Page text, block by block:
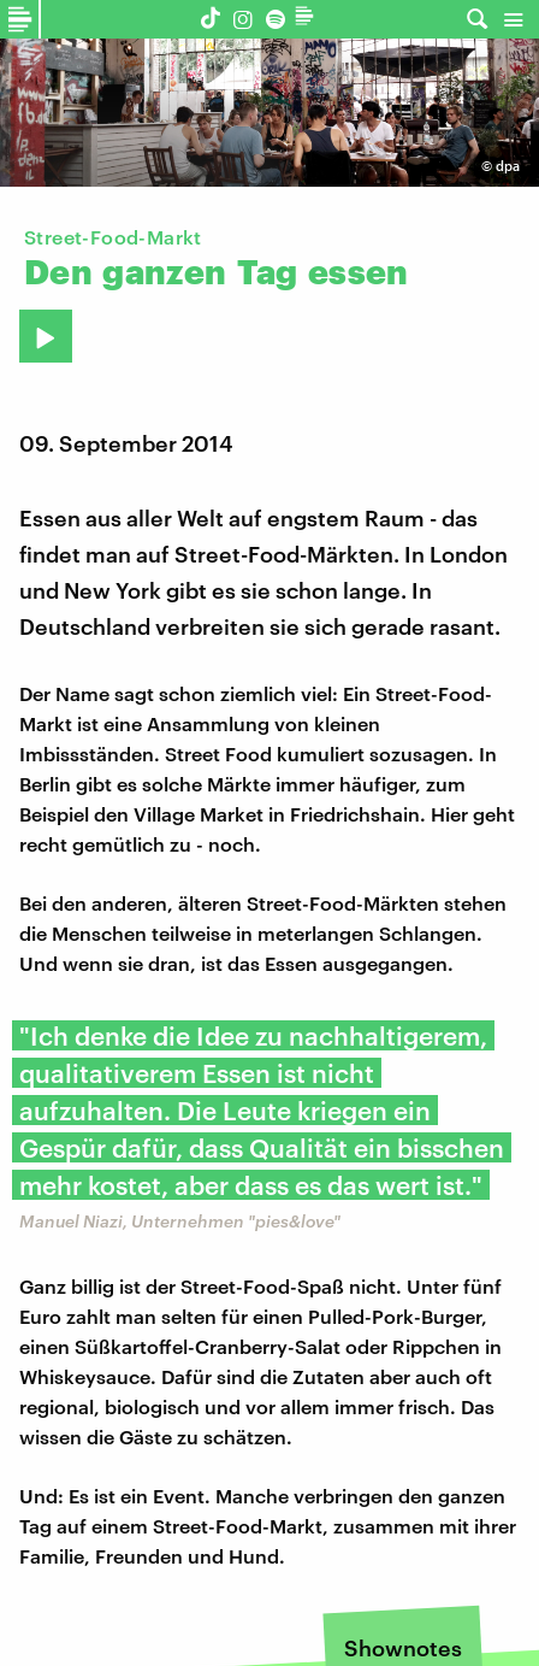
©dpa
Street-Food-Markt
Den ganzen Tag essen
09. September 2014
Essen aus aller Welt auf engstem Raum - das
findet man auf Street-Food-Märkten. In London
und New York gibt es sie schon lange. In
Deutschland verbreiten sie sich gerade rasant.
Der Name sagt schon ziemlich viel: Ein Street-Food-
Markt ist eine Ansammlung von kleinen
Imbissständen. Street Food kumuliert sozusagen. In
Berlin gibt es solche Märkte immer häufiger, zum
Beispiel den Village Market in Friedrichshain. Hier geht
recht gemütlich zu - noch.
Bei den anderen, älteren Street-Food-Märkten stehen
die Menschen teilweise in meterlangen Schlangen.
Und wenn sie dran, ist das Essen ausgegangen.
"Ich denke die Idee zu nachhaltigerem,
qualitativerem Essen ist nicht
aufzuhalten. Die Leute kriegen ein
Gespür dafür, dass Qualität ein bisschen
mehr kostet, aber dass es das wert ist."
Manuel Niazi, Unternehmen "pies&love"
Ganz billig ist der Street-Food-Spaß nicht. Unter fünf
Euro zahlt man selten für einen Pulled-Pork-Burger,
einen Süßkartoffel-Cranberry-Salat oder Rippchen in
Whiskeysauce. Dafür sind die Zutaten aber auch oft
regional, biologisch und vor allem immer frisch. Das
wissen die Gäste zu schätzen.
Und: Es ist ein Event. Manche verbringen den ganzen
Tag auf einem Street-Food-Markt, zusammen mit ihrer
Familie, Freunden und Hund.
Shownotes